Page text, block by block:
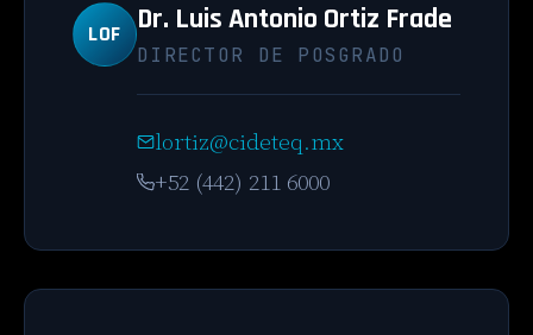
LOF Dr. Luis Antonio Ortiz Frade
DIRECTOR DE POSGRADO
lortiz@cideteq.mx
+52 (442) 211 6000